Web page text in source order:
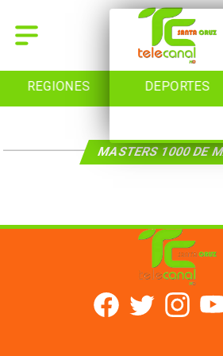
REGIONES DEPORTES
MASTERS 1000 DE